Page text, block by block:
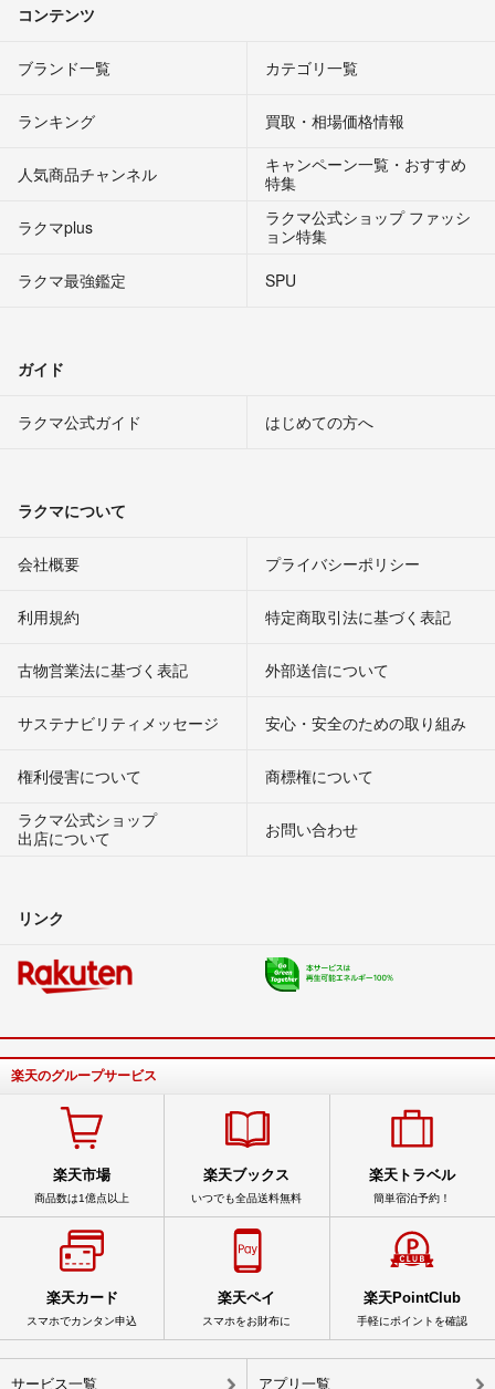
コンテンツ
ブランド一覧 カテゴリ一覧
ランキング 買取・相場価格情報
人気商品チャンネル
キャンペーン一覧・おすすめ
特集
ラクマplus
ラクマ公式ショップ ファッシ
ョン特集
ラクマ最強鑑定
SPU
ガイド
ラクマ公式ガイド はじめての方へ
ラクマについて
会社概要 プライバシーポリシー
利用規約 特定商取引法に基づく表記
古物営業法に基づく表記 外部送信について
サステナビリティメッセージ 安心・安全のための取り組み
権利侵害について
商標権について
ラクマ公式ショップ
出店について
お問い合わせ
リンク
楽天のグループサービス
楽天市場
商品数は1億点以上
楽天ブックス
いつでも全品送料無料
楽天トラベル
簡単宿泊予約！
楽天カード
スマホでカンタン申込
楽天ペイ
スマホをお財布に
楽天PointClub
手軽にポイントを確認
サービス一覧 アプリ一覧